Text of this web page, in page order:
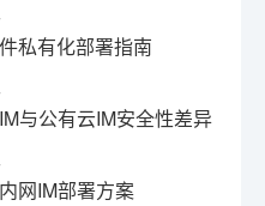
私有化部署指南
与公有云IM安全性差异
网IM部署方案